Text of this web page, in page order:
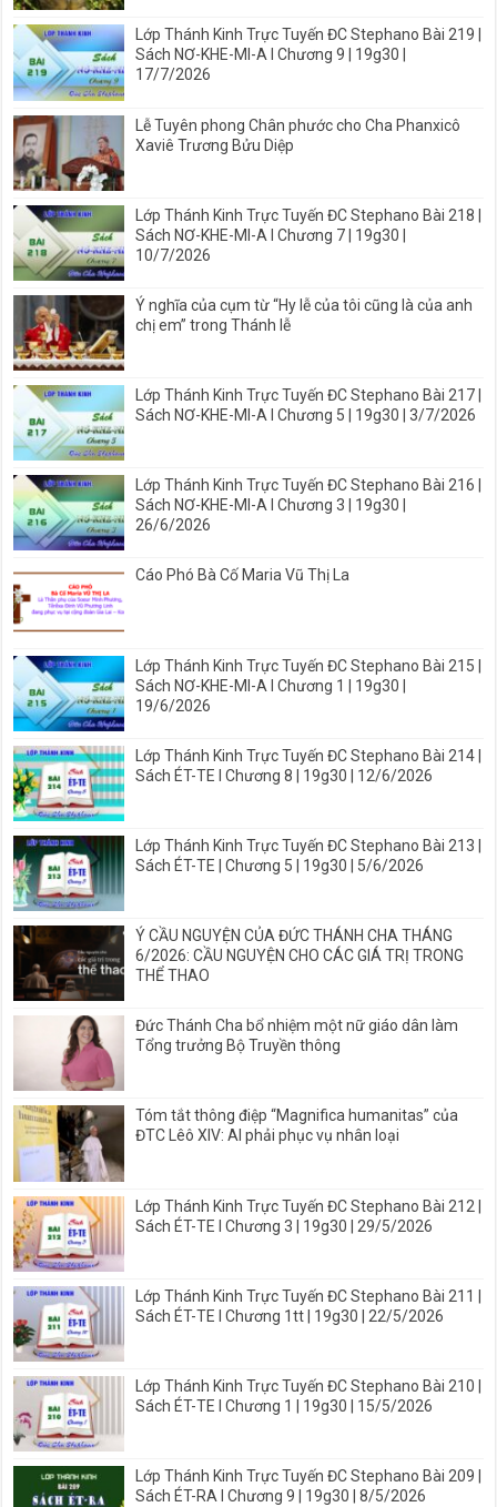
Lớp Thánh Kinh Trực Tuyến ĐC Stephano Bài 219 |
Sách NƠ-KHE-MI-A I Chương 9 | 19g30 |
17/7/2026
Lễ Tuyên phong Chân phước cho Cha Phanxicô
Xaviê Trương Bửu Diệp
Lớp Thánh Kinh Trực Tuyến ĐC Stephano Bài 218 |
Sách NƠ-KHE-MI-A I Chương 7 | 19g30 |
10/7/2026
Ý nghĩa của cụm từ “Hy lễ của tôi cũng là của anh
chị em” trong Thánh lễ
Lớp Thánh Kinh Trực Tuyến ĐC Stephano Bài 217 |
Sách NƠ-KHE-MI-A I Chương 5 | 19g30 | 3/7/2026
Lớp Thánh Kinh Trực Tuyến ĐC Stephano Bài 216 |
Sách NƠ-KHE-MI-A I Chương 3 | 19g30 |
26/6/2026
Cáo Phó Bà Cố Maria Vũ Thị La
Lớp Thánh Kinh Trực Tuyến ĐC Stephano Bài 215 |
Sách NƠ-KHE-MI-A I Chương 1 | 19g30 |
19/6/2026
Lớp Thánh Kinh Trực Tuyến ĐC Stephano Bài 214 |
Sách ÉT-TE I Chương 8 | 19g30 | 12/6/2026
Lớp Thánh Kinh Trực Tuyến ĐC Stephano Bài 213 |
Sách ÉT-TE | Chương 5 | 19g30 | 5/6/2026
Ý CẦU NGUYỆN CỦA ĐỨC THÁNH CHA THÁNG
6/2026: CẦU NGUYỆN CHO CÁC GIÁ TRỊ TRONG
THỂ THAO
Đức Thánh Cha bổ nhiệm một nữ giáo dân làm
Tổng trưởng Bộ Truyền thông
Tóm tắt thông điệp “Magnifica humanitas” của
ĐTC Lêô XIV: AI phải phục vụ nhân loại
Lớp Thánh Kinh Trực Tuyến ĐC Stephano Bài 212 |
Sách ÉT-TE I Chương 3 | 19g30 | 29/5/2026
Lớp Thánh Kinh Trực Tuyến ĐC Stephano Bài 211 |
Sách ÉT-TE I Chương 1tt | 19g30 | 22/5/2026
Lớp Thánh Kinh Trực Tuyến ĐC Stephano Bài 210 |
Sách ÉT-TE I Chương 1 | 19g30 | 15/5/2026
Lớp Thánh Kinh Trực Tuyến ĐC Stephano Bài 209 |
Sách ÉT-RA I Chương 9 | 19g30 | 8/5/2026